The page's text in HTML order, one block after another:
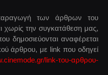
των άρθρων του
χωρίς την συγκατάθεση μας,
δημοσιεύονται αναφέρεται
άρθρου, με link που οδηγεί
link-του-αρθρου-